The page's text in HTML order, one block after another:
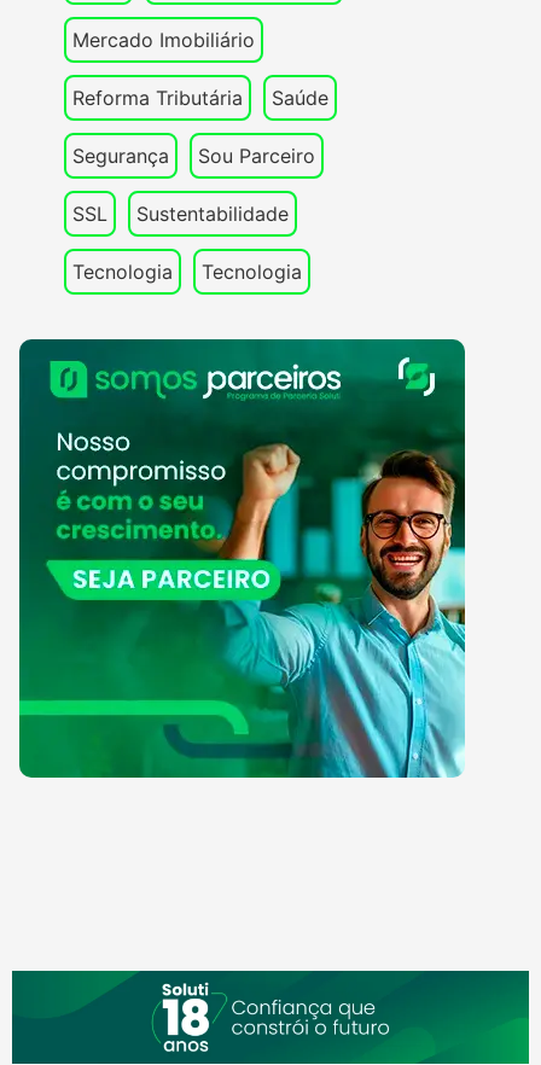
Mercado Imobiliário
Reforma Tributária Saúde
Segurança Sou Parceiro
SSL Sustentabilidade
Tecnologia Tecnologia